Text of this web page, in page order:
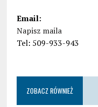
Email:
Napisz maila
Tel: 509-933-943
ZOBACZ RÓWNIEŻ